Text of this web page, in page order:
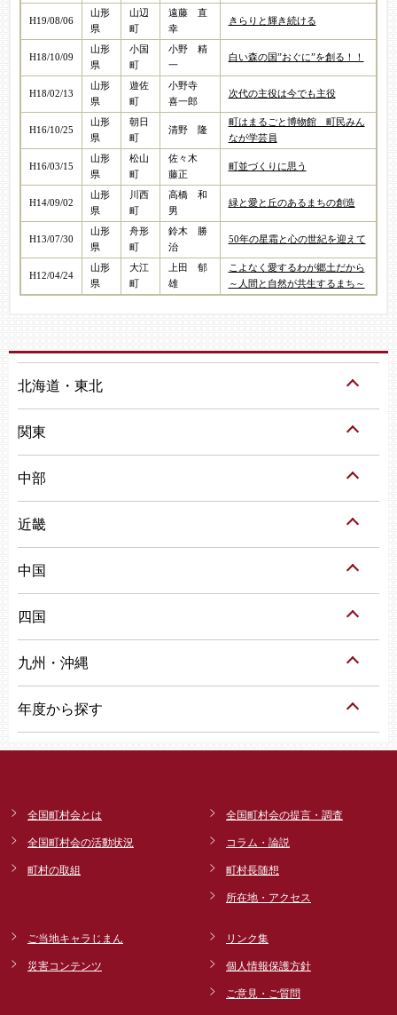
H19/08/06
山形
県
山辺
町
遠藤 直
幸
きらりと輝き続ける
H18/10/09
山形
県
小国
町
小野 精
一
白い森の国”おぐに”を創る！！
H18/02/13
山形
県
遊佐
町
小野寺
喜一郎
次代の主役は今でも主役
H16/10/25
山形
県
朝日
町
清野 隆
町はまるごと博物館 町民みん
なが学芸員
H16/03/15
山形
県
松山
町
佐々木
藤正
町並づくりに思う
H14/09/02
山形
県
川西
町
高橋 和
男
緑と愛と丘のあるまちの創造
H13/07/30
山形
県
舟形
町
鈴木 勝
治
50年の星霜と心の世紀を迎えて
H12/04/24
山形
県
大江
町
上田 郁
雄
こよなく愛するわが郷土だから
～人間と自然が共生するまち～
北海道・東北
関東
中部
近畿
中国
四国
九州・沖縄
年度から探す
全国町村会とは
全国町村会の活動状況
町村の取組
全国町村会の提言・調査
コラム・論説
町村長随想
所在地・アクセス
ご当地キャラじまん
災害コンテンツ
リンク集
個人情報保護方針
ご意見・ご質問